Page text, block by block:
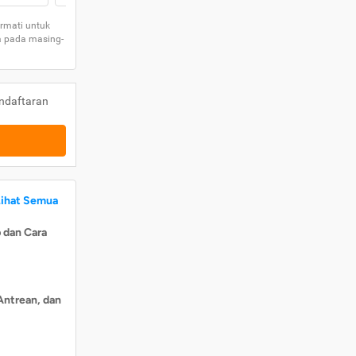
untuk
pada masing-
Semua
Cara
dan